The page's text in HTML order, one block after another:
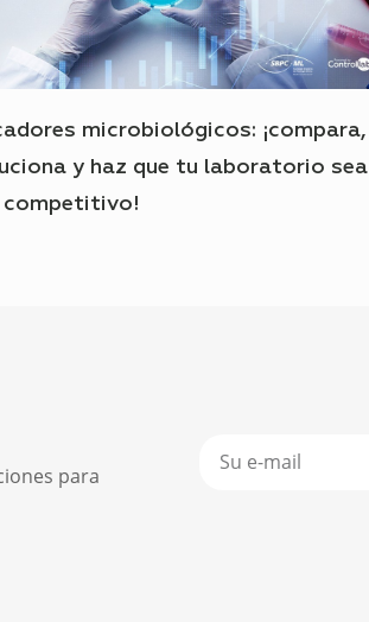
microbiológicos: ¡compara,
y haz que tu laboratorio sea
competitivo!
para